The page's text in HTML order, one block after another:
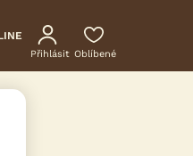
Přihlásit Oblíbené